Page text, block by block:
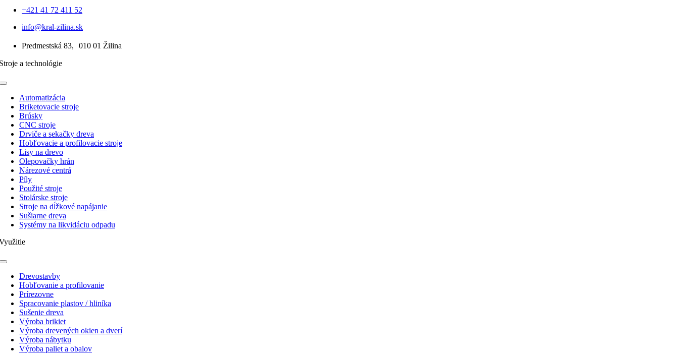
+421 41 72 411 52
info@kral-zilina.sk
Predmestská 83, 010 01 Žilina
a technológie
Toggle
NavigationAutomatizácia
Briketovacie stroje
Brúsky
CNC stroje
Drviče a sekačky dreva
Hobľovacie a profilovacie stroje
Lisy na drevo
Olepovačky hrán
Nárezové centrá
Píly
Použité stroje
Stolárske stroje
Stroje na dĺžkové napájanie
Sušiarne dreva
Systémy na likvidáciu odpadu
Toggle
NavigationDrevostavby
Hobľovanie a profilovanie
Prírezovne
Spracovanie plastov / hliníka
Sušenie dreva
Výroba brikiet
Výroba drevených okien a dverí
Výroba nábytku
Výroba paliet a obalov